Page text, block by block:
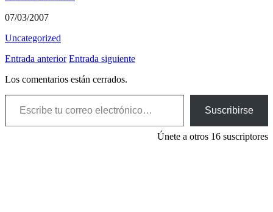
07/03/2007
Uncategorized
Entrada anterior Entrada siguiente
Los comentarios están cerrados.
Escribe tu correo electrónico…
Suscribirse
Únete a otros 16 suscriptores